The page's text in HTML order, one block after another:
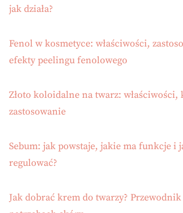
jak działa?
Fenol w kosmetyce: właściwości,
efekty peelingu fenolowego
Złoto koloidalne na twarz: właściwości,
zastosowanie
Sebum: jak powstaje, jakie ma funkcje i
regulować?
Jak dobrać krem do twarzy? Przewodnik